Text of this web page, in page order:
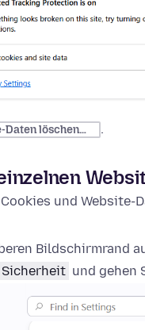
Daten löschen… .
und Website-
Bildschirmrand
und gehen